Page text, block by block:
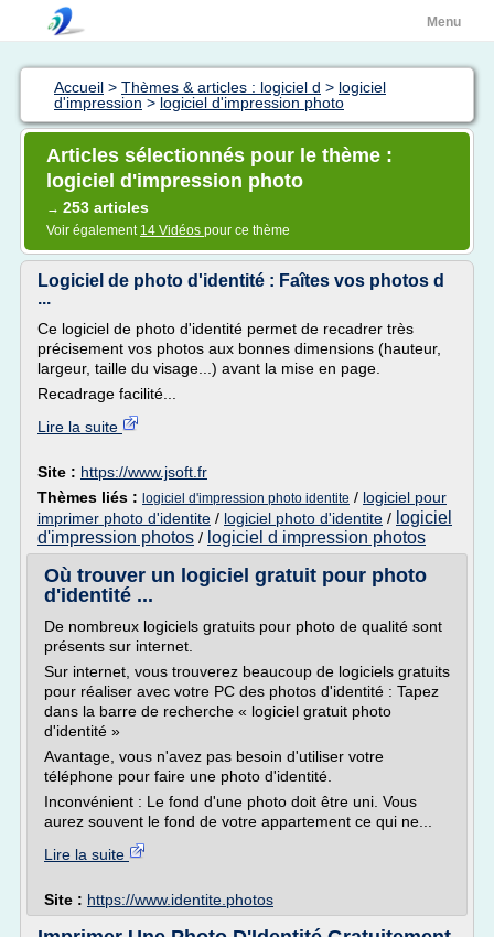
Menu
Accueil > Thèmes & articles : logiciel d > logiciel
d'impression > logiciel d'impression photo
Articles sélectionnés pour le thème :
logiciel d'impression photo
→ 253 articles
Voir également 14 Vidéos pour ce thème
Logiciel de photo d'identité : Faîtes vos photos d
...
Ce logiciel de photo d'identité permet de recadrer très
précisement vos photos aux bonnes dimensions (hauteur,
largeur, taille du visage...) avant la mise en page.
Recadrage facilité...
Lire la suite
Site : https://www.jsoft.fr
Thèmes liés : logiciel d'impression photo identite / logiciel pour
imprimer photo d'identite / logiciel photo d'identite / logiciel
d'impression photos / logiciel d impression photos
Où trouver un logiciel gratuit pour photo
d'identité ...
De nombreux logiciels gratuits pour photo de qualité sont
présents sur internet.
Sur internet, vous trouverez beaucoup de logiciels gratuits
pour réaliser avec votre PC des photos d'identité : Tapez
dans la barre de recherche « logiciel gratuit photo
d'identité »
Avantage, vous n'avez pas besoin d'utiliser votre
téléphone pour faire une photo d'identité.
Inconvénient : Le fond d'une photo doit être uni. Vous
aurez souvent le fond de votre appartement ce qui ne...
Lire la suite
Site : https://www.identite.photos